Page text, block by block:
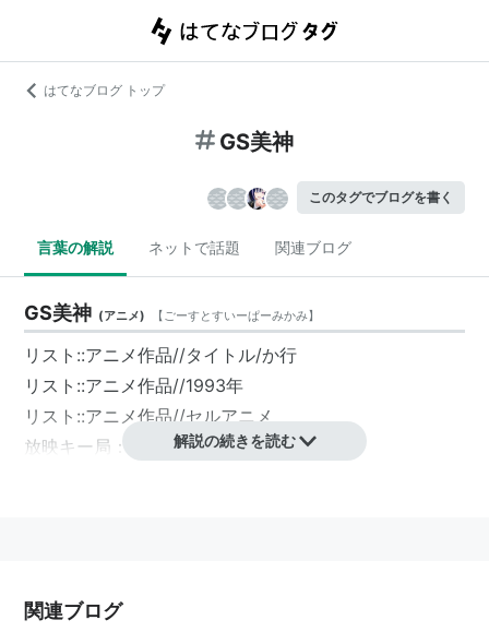
はてなブログ トップ
GS美神
このタグでブログを書く
言葉の解説 ネットで話題 関連ブログ
GS美神 (アニメ) 【ごーすとすいーぱーみかみ】
リスト::アニメ作品//タイトル/か行
リスト::アニメ作品//1993年
リスト::アニメ作品//セルアニメ
放映キー局：朝日放送解説の続きを読む
関連ブログ